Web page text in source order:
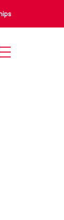
Open menu